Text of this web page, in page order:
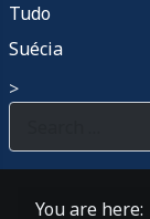
Tudo
Suécia
>
You are here: